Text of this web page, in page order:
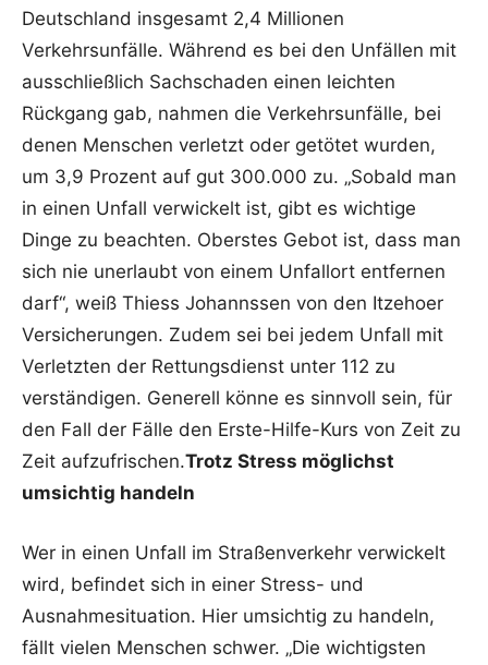
Deutschland insgesamt 2,4 Millionen
Verkehrsunfälle. Während es bei den Unfällen mit
ausschließlich Sachschaden einen leichten
Rückgang gab, nahmen die Verkehrsunfälle, bei
denen Menschen verletzt oder getötet wurden,
um 3,9 Prozent auf gut 300.000 zu. „Sobald man
in einen Unfall verwickelt ist, gibt es wichtige
Dinge zu beachten. Oberstes Gebot ist, dass man
sich nie unerlaubt von einem Unfallort entfernen
darf“, weiß Thiess Johannssen von den Itzehoer
Versicherungen. Zudem sei bei jedem Unfall mit
Verletzten der Rettungsdienst unter 112 zu
verständigen. Generell könne es sinnvoll sein, für
den Fall der Fälle den Erste-Hilfe-Kurs von Zeit zu
Zeit aufzufrischen.Trotz Stress möglichst
umsichtig handeln
Wer in einen Unfall im Straßenverkehr verwickelt
wird, befindet sich in einer Stress- und
Ausnahmesituation. Hier umsichtig zu handeln,
fällt vielen Menschen schwer. „Die wichtigsten